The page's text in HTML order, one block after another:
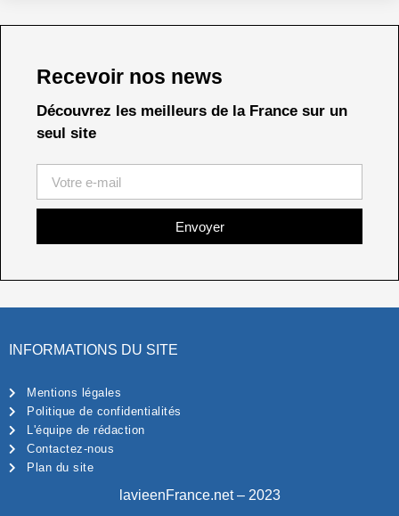
Recevoir nos news
Découvrez les meilleurs de la France sur un
seul site
Envoyer
INFORMATIONS DU SITE
Mentions légales
Politique de confidentialités
L'équipe de rédaction
Contactez-nous
Plan du site
lavieenFrance.net – 2023